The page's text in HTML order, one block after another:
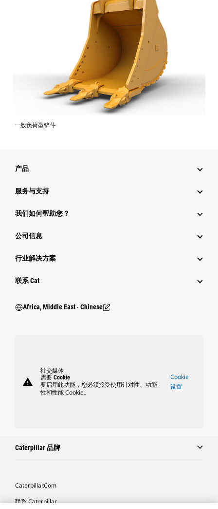
一般负荷型铲斗
产品
服务与支持
我们如何帮助您？
公司信息
行业解决方案
行业
联系 Cat
Africa, Middle East ‧ Chinese
warning
社交媒体
需要 Cookie
要启用此功能，您必须接受使用针对性、功能
性和性能 Cookie。
Cookie
设置
Caterpillar 品牌
Caterpillar.com
联系 Caterpillar